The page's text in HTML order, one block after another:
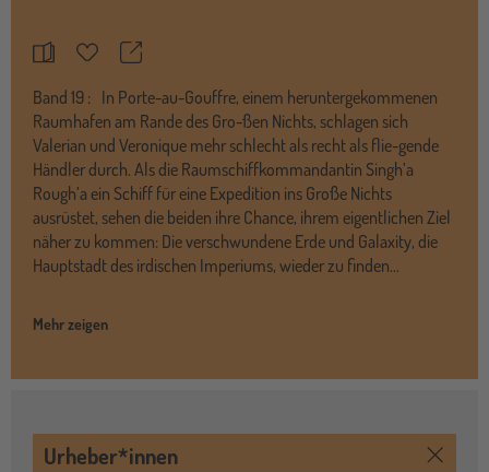
MerkzettelTeilen
Band 19 : In Porte-au-Gouffre, einem heruntergekommenen
Raumhafen am Rande des Gro-ßen Nichts, schlagen sich
Valerian und Veronique mehr schlecht als recht als flie-gende
Händler durch. Als die Raumschiffkommandantin Singh’a
Rough’a ein Schiff für eine Expedition ins Große Nichts
ausrüstet, sehen die beiden ihre Chance, ihrem eigentlichen Ziel
näher zu kommen: Die verschwundene Erde und Galaxity, die
Hauptstadt des irdischen Imperiums, wieder zu finden…
Mehr zeigen
Urheber*innen